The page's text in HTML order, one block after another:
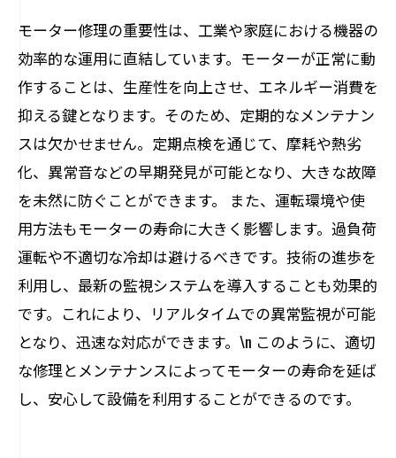
モーター修理の重要性は、工業や家庭における機器の
効率的な運用に直結しています。モーターが正常に動
作することは、生産性を向上させ、エネルギー消費を
抑える鍵となります。そのため、定期的なメンテナン
スは欠かせません。定期点検を通じて、摩耗や熱劣
化、異常音などの早期発見が可能となり、大きな故障
を未然に防ぐことができます。 また、運転環境や使
用方法もモーターの寿命に大きく影響します。過負荷
運転や不適切な冷却は避けるべきです。技術の進歩を
利用し、最新の監視システムを導入することも効果的
です。これにより、リアルタイムでの異常監視が可能
となり、迅速な対応ができます。\n このように、適切
な修理とメンテナンスによってモーターの寿命を延ば
し、安心して設備を利用することができるのです。